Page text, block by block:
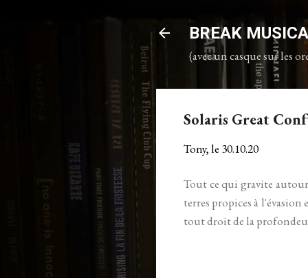
BREAK
(avec un casque sur les
Solaris Great
Tony, le 30.10.20
Tout ce qui gravite
terres propices à
tout droit de la